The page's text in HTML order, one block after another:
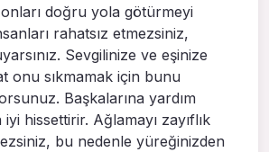
doğru yola götürmeyi
rahatsız etmezsiniz,
Sevgilinize ve eşinize
onu sıkmamak için bunu
Başkalarına yardım
hissettirir. Ağlamayı zayıflık
bu nedenle yüreğinizden